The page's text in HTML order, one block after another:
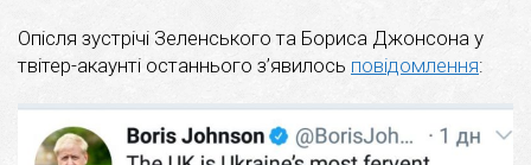
Опісля зустрічі Зеленського та Бориса Джонсона у
твітер-акаунті останнього з’явилось повідомлення: